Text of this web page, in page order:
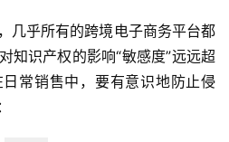
几乎所有的跨境电子商务平台都
知识产权的影响“敏感度”远远超
常销售中，要有意识地防止侵